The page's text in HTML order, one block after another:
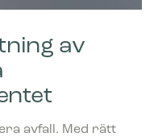
av
avfall. Med rätt